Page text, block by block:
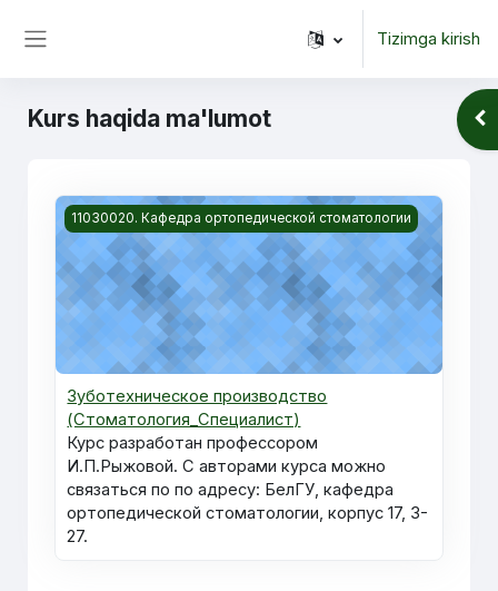
Tizimga kirish
Kurs haqida ma'lumot
Kurs rasmi Зуботехническое производство
11030020. Кафедра ортопедической стоматологии
Зуботехническое производство
(Стоматология_Специалист)
Курс разработан профессором
И.П.Рыжовой. С авторами курса можно
связаться по по адресу: БелГУ, кафедра
ортопедической стоматологии, корпус 17, 3-
27.